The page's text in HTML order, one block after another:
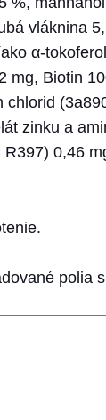
vláknina
α-
Biotin
zinku a
0,46
polia